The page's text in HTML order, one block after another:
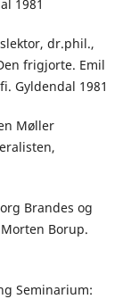
1981
dr.phil.,
frigjorte. Emil
Gyldendal 1981
Møller
Brandes og
Borup.
Seminarium: